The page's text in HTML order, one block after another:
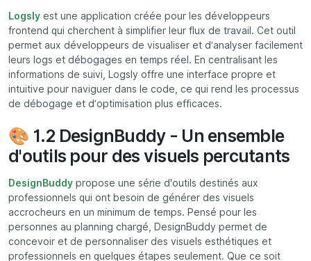
Logsly est une application créée pour les développeurs
frontend qui cherchent à simplifier leur flux de travail. Cet outil
permet aux développeurs de visualiser et d’analyser facilement
leurs logs et débogages en temps réel. En centralisant les
informations de suivi, Logsly offre une interface propre et
intuitive pour naviguer dans le code, ce qui rend les processus
de débogage et d’optimisation plus efficaces.
🎨 1.2 DesignBuddy - Un ensemble
d'outils pour des visuels percutants
DesignBuddy propose une série d'outils destinés aux
professionnels qui ont besoin de générer des visuels
accrocheurs en un minimum de temps. Pensé pour les
personnes au planning chargé, DesignBuddy permet de
concevoir et de personnaliser des visuels esthétiques et
professionnels en quelques étapes seulement. Que ce soit